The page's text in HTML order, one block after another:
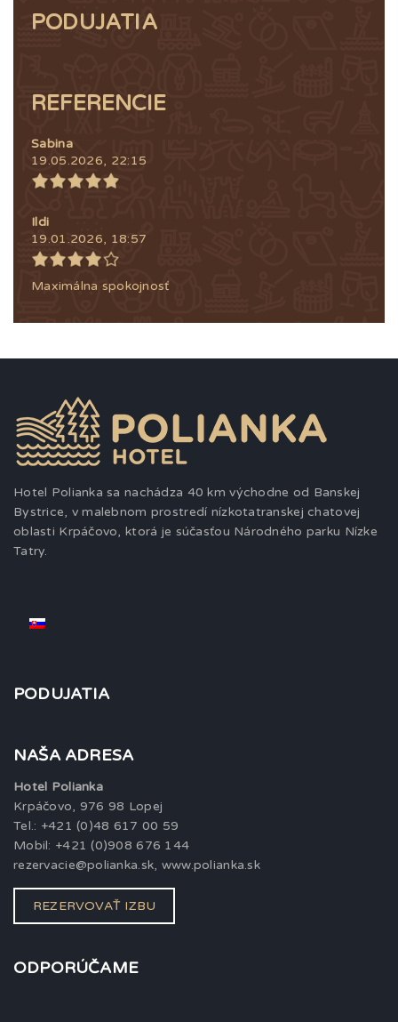
PODUJATIA
REFERENCIE
Sabina
19.05.2026, 22:15
Ildi
19.01.2026, 18:57
Maximálna spokojnosť
Hotel Polianka sa nachádza 40 km východne od Banskej
Bystrice, v malebnom prostredí nízkotatranskej chatovej
oblasti Krpáčovo, ktorá je súčasťou Národného parku Nízke
Tatry.
PODUJATIA
NAŠA ADRESA
Hotel Polianka
Krpáčovo, 976 98 Lopej
Tel.: +421 (0)48 617 00 59
Mobil: +421 (0)908 676 144
rezervacie@polianka.sk, www.polianka.sk
REZERVOVAŤ IZBU
ODPORÚČAME